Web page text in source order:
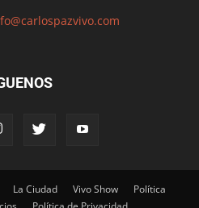
La Ciudad Vivo Show
Política